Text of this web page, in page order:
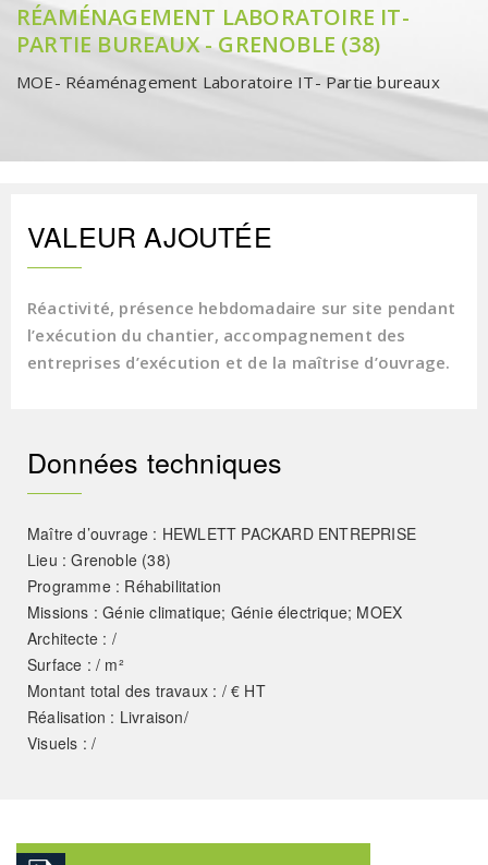
RÉAMÉNAGEMENT LABORATOIRE IT-
PARTIE BUREAUX - GRENOBLE (38)
MOE- Réaménagement Laboratoire IT- Partie bureaux
VALEUR AJOUTÉE
Réactivité, présence hebdomadaire sur site pendant
l’exécution du chantier, accompagnement des
entreprises d’exécution et de la maîtrise d’ouvrage.
Données techniques
Maître d’ouvrage : HEWLETT PACKARD ENTREPRISE
Lieu : Grenoble (38)
Programme : Réhabilitation
Missions : Génie climatique; Génie électrique; MOEX
Architecte : /
Surface : / m²
Montant total des travaux : / € HT
Réalisation : Livraison/
Visuels : /